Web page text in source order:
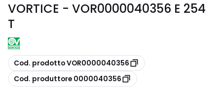
VORTICE - VOR0000040356 E 254
T
copia
Cod. prodotto VOR0000040356
copia
Cod. produttore 0000040356